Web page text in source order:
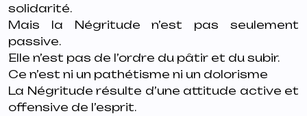
solidarité.
Mais la Négritude n’est pas seulement
passive.
Elle n’est pas de l’ordre du pâtir et du subir.
Ce n’est ni un pathétisme ni un dolorisme
La Négritude résulte d’une attitude active et
offensive de l’esprit.